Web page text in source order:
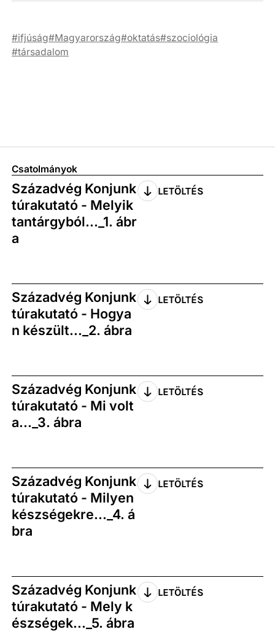
ifjúság Magyarország oktatás szociológia
társadalom
Csatolmányok
Századvég Konjunk
túrakutató - Melyik
tantárgyból..._1. ábr
a
LETÖLTÉS
Századvég Konjunk
túrakutató - Hogya
n készült..._2. ábra
LETÖLTÉS
Századvég Konjunk
túrakutató - Mi volt
a..._3. ábra
LETÖLTÉS
Századvég Konjunk
túrakutató - Milyen
készségekre..._4. á
bra
LETÖLTÉS
Századvég Konjunk
túrakutató - Mely k
észségek..._5. ábra
LETÖLTÉS